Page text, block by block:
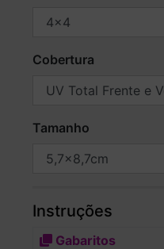
Cobertura
Tamanho
Instruções
Gabaritos